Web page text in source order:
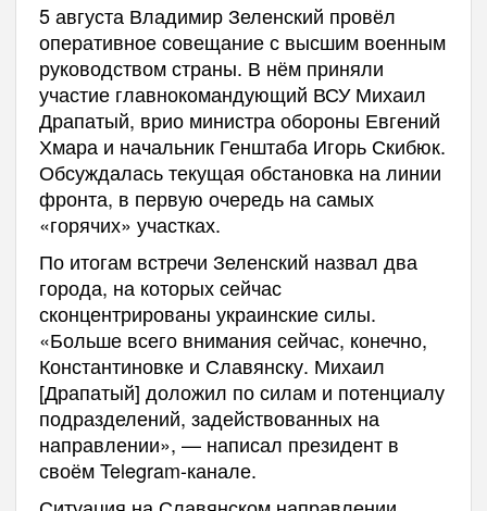
5 августа Владимир Зеленский провёл
оперативное совещание с высшим военным
руководством страны. В нём приняли
участие главнокомандующий ВСУ Михаил
Драпатый, врио министра обороны Евгений
Хмара и начальник Генштаба Игорь Скибюк.
Обсуждалась текущая обстановка на линии
фронта, в первую очередь на самых
«горячих» участках.
По итогам встречи Зеленский назвал два
города, на которых сейчас
сконцентрированы украинские силы.
«Больше всего внимания сейчас, конечно,
Константиновке и Славянску. Михаил
[Драпатый] доложил по силам и потенциалу
подразделений, задействованных на
направлении», — написал президент в
своём Telegram-канале.